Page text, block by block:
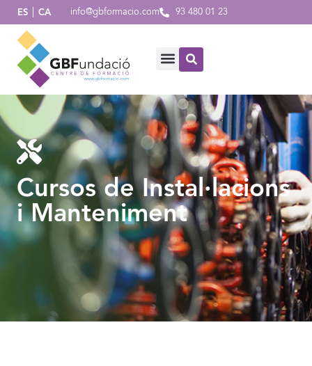
ES CA info@gbformacio.com 93 480 01 23
Cursos de Instal·lacions
i Manteniment